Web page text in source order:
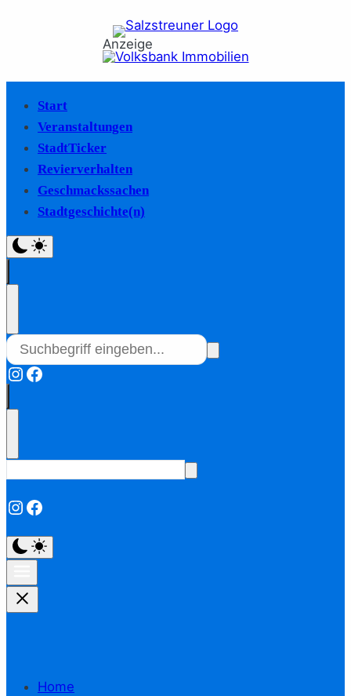
Anzeige
Start
Veranstaltungen
StadtTicker
Revierverhalten
Geschmackssachen
Stadtgeschichte(n)
Instagram
Facebook
Instagram
Facebook
Home